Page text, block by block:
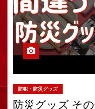
防犯・防災グッズ
防災グッズ そ